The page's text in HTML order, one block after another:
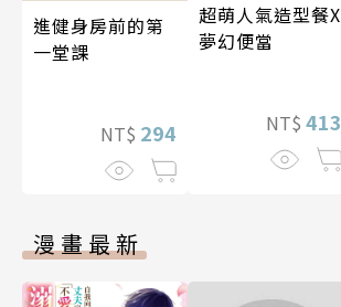
進健身房前的第
一堂課
NT$ 294
超萌人氣造型餐X
夢幻便當
NT$ 413
漫畫最新